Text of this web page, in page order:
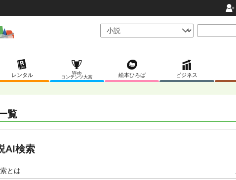
レンタル
Web
コンテンツ大賞
絵本ひろば ビジネス
覧
AI検索
とは